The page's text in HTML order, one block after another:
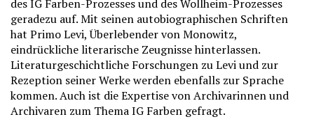
des IG Farben-Prozesses und des Wollheim-Prozesses
geradezu auf. Mit seinen autobiographischen Schriften
hat Primo Levi, Überlebender von Monowitz,
eindrückliche literarische Zeugnisse hinterlassen.
Literaturgeschichtliche Forschungen zu Levi und zur
Rezeption seiner Werke werden ebenfalls zur Sprache
kommen. Auch ist die Expertise von Archivarinnen und
Archivaren zum Thema IG Farben gefragt.